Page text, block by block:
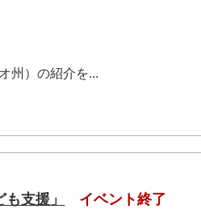
州）の紹介を...
支援」 イベント終了